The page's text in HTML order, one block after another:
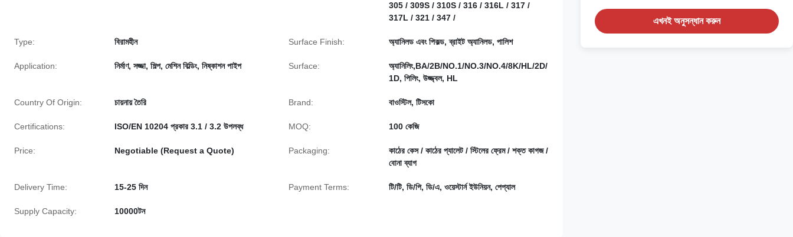
305 / 309S / 310S / 316 / 316L / 317 /
317L / 321 / 347 /
Type: বিরামহীন Surface Finish: অ্যানিলড এবং পিকল্ড, ব্রাইট অ্যানিলড, পালিশ
Application: নির্মাণ, সজ্জা, শিল্প, মেশিন বিল্ডিং, নিষ্কাশন পাইপ Surface:
অ্যানিলিং,BA/2B/NO.1/NO.3/NO.4/8K/HL/2D/
1D, পিলিং, উজ্জ্বল, HL
Country Of Origin: চায়নায় তৈরি Brand: বাওস্টিল, টিসকো
Certifications: ISO/EN 10204 প্রকার 3.1 / 3.2 উপলব্ধ MOQ: 100 কেজি
Price: Negotiable (Request a Quote) Packaging:
কাঠের কেস / কাঠের প্যালেট / স্টিলের ফ্রেম / শক্ত কাগজ /
বোনা ব্যাগ
Delivery Time: 15-25 দিন Payment Terms: টি/টি, ডি/পি, ডি/এ, ওয়েস্টার্ন ইউনিয়ন, পেপ্যাল
Supply Capacity: 10000টন
এখনই অনুসন্ধান করুন